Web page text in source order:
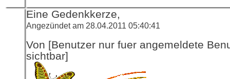
Eine Gedenkkerze,
Angezündet am 28.04.2011 05:40:41
Von [Benutzer nur fuer angemeldete
sichtbar]